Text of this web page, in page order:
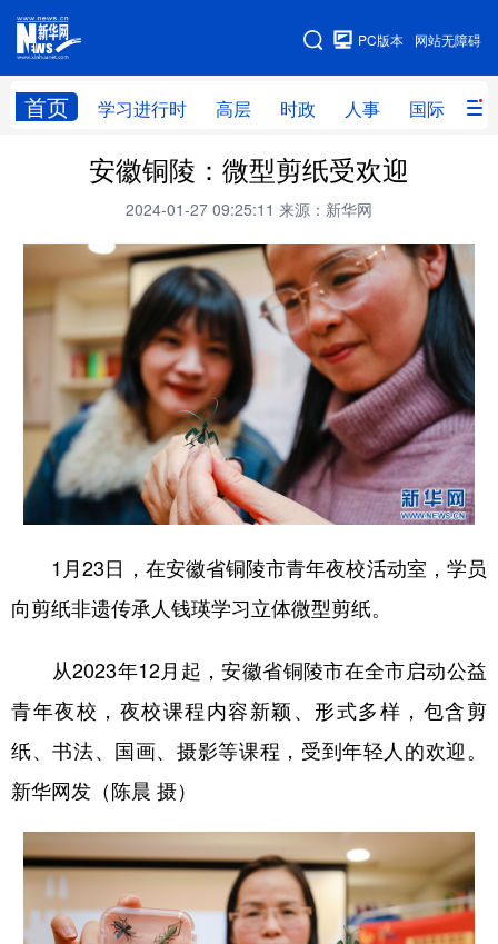
网站无障碍
PC版本
首页 学习进行时 高层 时政 人事 国际 财
网站地图
学习进行时 高层 时政
财经 网评
思客智库 全球连线 教育
科技 科创 量子 体育
文化 书画 健康 军事
访谈 视频 图片 政务
法律 中央文件 金融 汽车
食品 人居 信息化 数字经济
公益 一带一路 亚太网 上市公司
文化产业
北京 天津 河北 山西
辽宁 吉林 上海 江苏
安徽铜陵：微型剪纸受欢迎
2024-01-27 09:25:11 来源：新华网
1月23日，在安徽省铜陵市青年夜校活动室，学员
向剪纸非遗传承人钱瑛学习立体微型剪纸。
从2023年12月起，安徽省铜陵市在全市启动公益
青年夜校，夜校课程内容新颖、形式多样，包含剪
纸、书法、国画、摄影等课程，受到年轻人的欢迎。
新华网发（陈晨 摄）